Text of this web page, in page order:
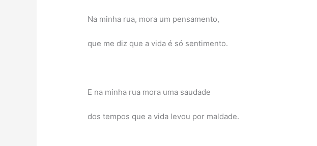
Na minha rua, mora um pensamento,
que me diz que a vida é só sentimento.
E na minha rua mora uma saudade
dos tempos que a vida levou por maldade.